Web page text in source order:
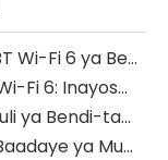
Adapta ya USB ya BL-WDN900AXBT Wi-Fi 6 ya Bendi-mbili: Uboreshaji Mara Mbili kwa Mitandao Isiyo na Waya na Bluetooth 5.4
Adapta ya USB ya BL-WDN950AX Wi-Fi 6: Inayoshikamana na Inawaka-Haraka, Inafanya Kazi Bila Mshono Katika Windows, macOS, Linux
Wezesha Ubunifu wa Laptop! Moduli ya Bendi-tatu ya LB-LINK ya WiFi7 Inafungua Miundo Mipya ya Muunganisho Usio na Waya
WiFi 7: Kuunda Upya Mandhari ya Baadaye ya Muunganisho wa Wireless wa Kasi ya Juu